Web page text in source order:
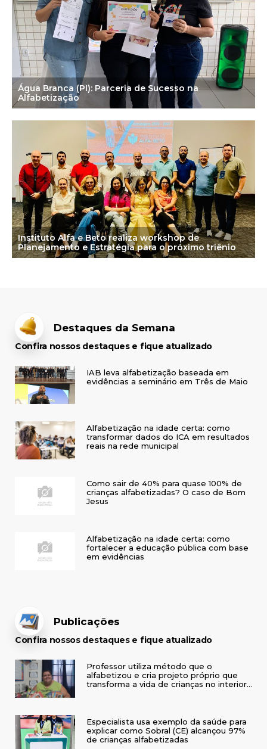
Água Branca (PI): Parceria de Sucesso na
Alfabetização
Instituto Alfa e Beto realiza workshop de
Planejamento e Estratégia para o próximo triênio
Destaques da Semana
Confira nossos destaques e fique atualizado
IAB leva alfabetização baseada em
evidências a seminário em Três de Maio
Alfabetização na idade certa: como
transformar dados do ICA em resultados
reais na rede municipal
Como sair de 40% para quase 100% de
crianças alfabetizadas? O caso de Bom
Jesus
Alfabetização na idade certa: como
fortalecer a educação pública com base
em evidências
Publicações
Confira nossos destaques e fique atualizado
Professor utiliza método que o
alfabetizou e cria projeto próprio que
transforma a vida de crianças no interior
Especialista usa exemplo da saúde para
explicar como Sobral (CE) alcançou 97%
de crianças alfabetizadas